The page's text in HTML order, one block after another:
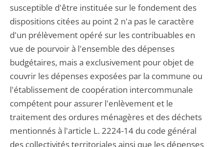
susceptible d'être instituée sur le fondement des
dispositions citées au point 2 n'a pas le caractère
d'un prélèvement opéré sur les contribuables en
vue de pourvoir à l'ensemble des dépenses
budgétaires, mais a exclusivement pour objet de
couvrir les dépenses exposées par la commune ou
l'établissement de coopération intercommunale
compétent pour assurer l'enlèvement et le
traitement des ordures ménagères et des déchets
mentionnés à l'article L. 2224-14 du code général
des collectivités territoriales ainsi que les dépenses